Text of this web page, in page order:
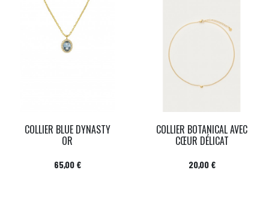
COLLIER BLUE DYNASTY
OR
Prix
65,00 €
COLLIER BOTANICAL AVEC
CŒUR DÉLICAT
Prix
20,00 €